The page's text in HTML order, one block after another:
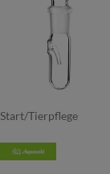
Start/Tierpflege